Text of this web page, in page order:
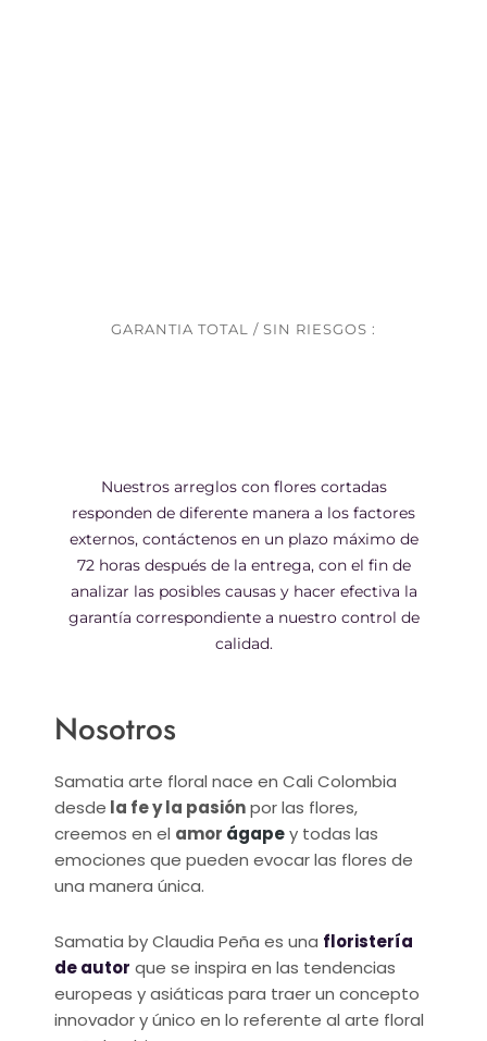
GARANTIA TOTAL / SIN RIESGOS :
Nuestros arreglos con flores cortadas
responden de diferente manera a los factores
externos, contáctenos en un plazo máximo de
72 horas después de la entrega, con el fin de
analizar las posibles causas y hacer efectiva la
garantía correspondiente a nuestro control de
calidad.
Nosotros
Samatia arte floral nace en Cali Colombia
desde la fe y la pasiónpor las flores,
creemos en el amor ágapey todas las
emociones que pueden evocar las flores de
una manera única.
Samatia by Claudia Peña es una floristería
de autor que se inspira en las tendencias
europeas y asiáticas para traer un concepto
innovador y único en lo referente al arte floral